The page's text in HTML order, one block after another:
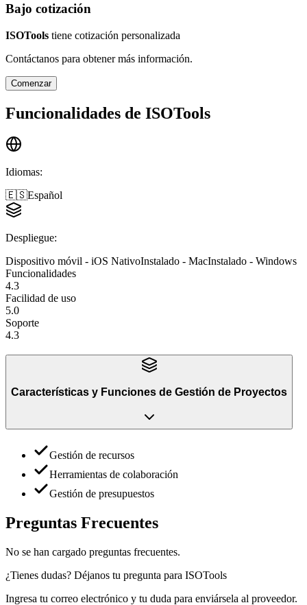
Bajo cotización
ISOTools tiene cotización personalizada
Contáctanos para obtener más información.
Comenzar
Funcionalidades de ISOTools
Idiomas:
🇪🇸Español
Despliegue:
Dispositivo móvil - iOS NativoInstalado - MacInstalado - Windows
Funcionalidades
4.3
Facilidad de uso
5.0
Soporte
4.3
Características y Funciones de Gestión de Proyectos
Gestión de recursos
Herramientas de colaboración
Gestión de presupuestos
Preguntas Frecuentes
No se han cargado preguntas frecuentes.
¿Tienes dudas? Déjanos tu pregunta para ISOTools
Ingresa tu correo electrónico y tu duda para enviársela al proveedor.